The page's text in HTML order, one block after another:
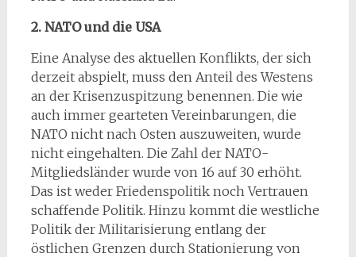
2. NATO und die USA
Eine Analyse des aktuellen Konflikts, der sich
derzeit abspielt, muss den Anteil des Westens
an der Krisenzuspitzung benennen. Die wie
auch immer gearteten Vereinbarungen, die
NATO nicht nach Osten auszuweiten, wurde
nicht eingehalten. Die Zahl der NATO-
Mitgliedsländer wurde von 16 auf 30 erhöht.
Das ist weder Friedenspolitik noch Vertrauen
schaffende Politik. Hinzu kommt die westliche
Politik der Militarisierung entlang der
östlichen Grenzen durch Stationierung von